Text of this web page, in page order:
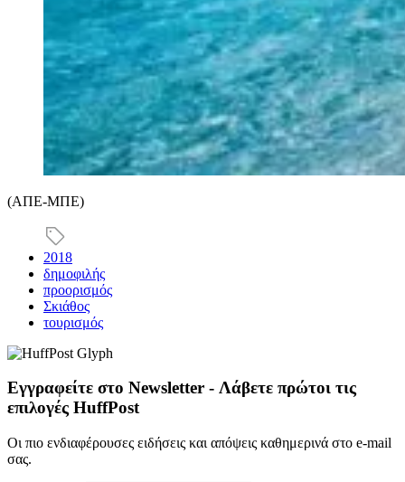
(ΑΠΕ-ΜΠΕ)
2018
δημοφιλής
προορισμός
Σκιάθος
τουρισμός
Εγγραφείτε στο Newsletter - Λάβετε πρώτοι τις
επιλογές HuffPost
Οι πιο ενδιαφέρουσες ειδήσεις και απόψεις καθημερινά στο e-mail
σας.